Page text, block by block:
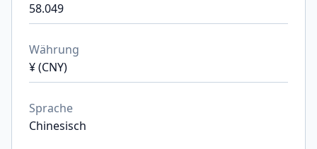
58.049
Währung
¥ (CNY)
Sprache
Chinesisch